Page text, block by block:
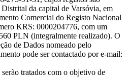
da capital de Varsóvia, em
Comercial do Registo Nacional
KRS: 0000204776, com um
PLN (integralmente realizado). O
de Dados nomeado pelo
pode ser contactado por e-mail:
serão tratados com o objetivo de